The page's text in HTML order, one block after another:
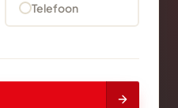
Telefoon